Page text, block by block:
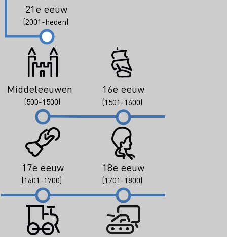
21e eeuw
(2001-heden)
Middeleeuwen
(500-1500)
16e eeuw
(1501-1600)
17e eeuw
(1601-1700)
18e eeuw
(1701-1800)